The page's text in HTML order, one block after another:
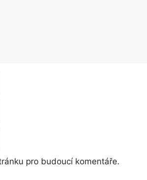
pro budoucí komentáře.